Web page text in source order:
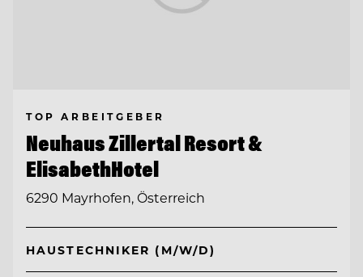
TOP ARBEITGEBER
Neuhaus Zillertal Resort &
ElisabethHotel
6290 Mayrhofen, Österreich
HAUSTECHNIKER (M/W/D)